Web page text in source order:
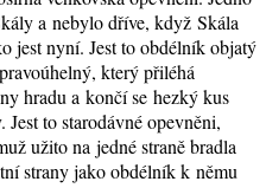
a nebylo dříve, když Skála
jest nyní. Jest to obdélník objatý
který přiléhá
hradu a končí se hezký kus
to starodávné opevněni,
užito na jedné straně bradla
strany jako obdélník k němu